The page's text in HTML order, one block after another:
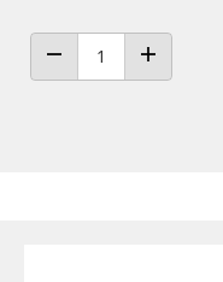
ANZAHL VERRINGERN
ANZAHL